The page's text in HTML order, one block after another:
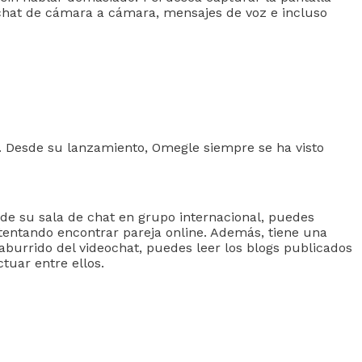
de cámara a cámara, mensajes de voz e incluso
su lanzamiento, Omegle siempre se ha visto
su sala de chat en grupo internacional, puedes
encontrar pareja online. Además, tiene una
del videochat, puedes leer los blogs publicados
entre ellos.